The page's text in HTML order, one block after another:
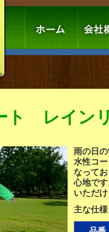
ト レイン
雨の日
水性コ
なって
心地で
いただ
主な仕様